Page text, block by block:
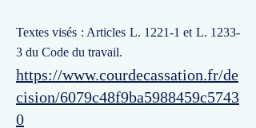
Textes visés : Articles L. 1221-1 et L. 1233-
3 du Code du travail.
https://www.courdecassation.fr/de
cision/6079c48f9ba5988459c5743
0